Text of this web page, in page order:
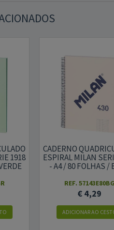
1918
CADERNO
ESPIRAL MILAN
- A4 / 80 FOLHAS /
REF. 57143E80BG
€ 4,29
ADICIONAR AO